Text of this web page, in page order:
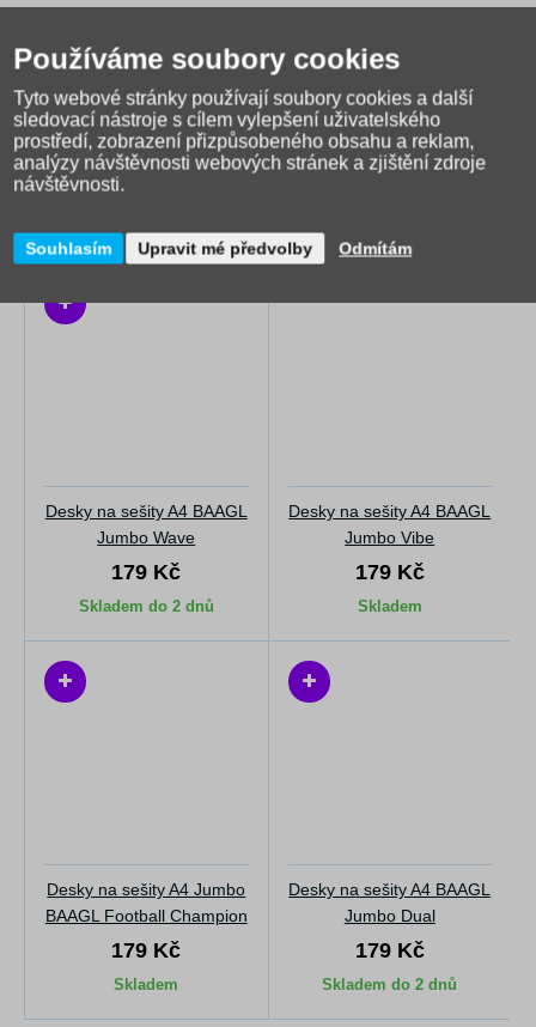
Alternativní zboží
Desky na sešity A4 BAAGL
Jumbo Wave
179 Kč
Skladem do 2 dnů
Desky na sešity A4 BAAGL
Jumbo Vibe
179 Kč
Skladem
Desky na sešity A4 Jumbo
BAAGL Football Champion
179 Kč
Skladem
Desky na sešity A4 BAAGL
Jumbo Dual
179 Kč
Skladem do 2 dnů
Používáme soubory cookies
Tyto webové stránky používají soubory cookies a další
sledovací nástroje s cílem vylepšení uživatelského
prostředí, zobrazení přizpůsobeného obsahu a reklam,
analýzy návštěvnosti webových stránek a zjištění zdroje
návštěvnosti.
Souhlasím Upravit mé předvolby Odmítám